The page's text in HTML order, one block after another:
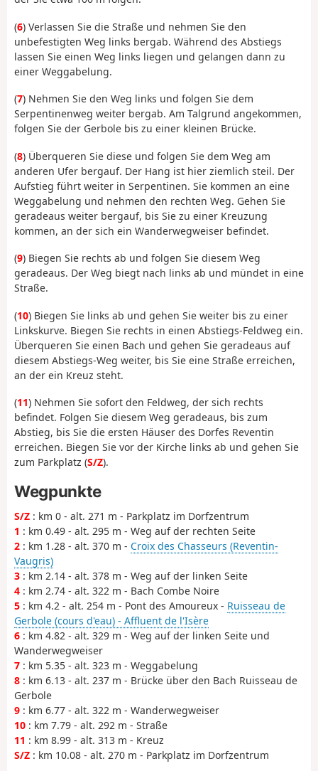
(6) Verlassen Sie die Straße und nehmen Sie den
unbefestigten Weg links bergab. Während des Abstiegs
lassen Sie einen Weg links liegen und gelangen dann zu
einer Weggabelung.
(7) Nehmen Sie den Weg links und folgen Sie dem
Serpentinenweg weiter bergab. Am Talgrund angekommen,
folgen Sie der Gerbole bis zu einer kleinen Brücke.
(8) Überqueren Sie diese und folgen Sie dem Weg am
anderen Ufer bergauf. Der Hang ist hier ziemlich steil. Der
Aufstieg führt weiter in Serpentinen. Sie kommen an eine
Weggabelung und nehmen den rechten Weg. Gehen Sie
geradeaus weiter bergauf, bis Sie zu einer Kreuzung
kommen, an der sich ein Wanderwegweiser befindet.
(9) Biegen Sie rechts ab und folgen Sie diesem Weg
geradeaus. Der Weg biegt nach links ab und mündet in eine
Straße.
(10) Biegen Sie links ab und gehen Sie weiter bis zu einer
Linkskurve. Biegen Sie rechts in einen Abstiegs-Feldweg ein.
Überqueren Sie einen Bach und gehen Sie geradeaus auf
diesem Abstiegs-Weg weiter, bis Sie eine Straße erreichen,
an der ein Kreuz steht.
(11) Nehmen Sie sofort den Feldweg, der sich rechts
befindet. Folgen Sie diesem Weg geradeaus, bis zum
Abstieg, bis Sie die ersten Häuser des Dorfes Reventin
erreichen. Biegen Sie vor der Kirche links ab und gehen Sie
zum Parkplatz (S/Z).
Wegpunkte
S/Z : km 0 - alt. 271 m - Parkplatz im Dorfzentrum
1 : km 0.49 - alt. 295 m - Weg auf der rechten Seite
2 : km 1.28 - alt. 370 m - Croix des Chasseurs (Reventin-
Vaugris)
3 : km 2.14 - alt. 378 m - Weg auf der linken Seite
4 : km 2.74 - alt. 322 m - Bach Combe Noire
5 : km 4.2 - alt. 254 m - Pont des Amoureux - Ruisseau de
Gerbole (cours d'eau) - Affluent de l'Isère
6 : km 4.82 - alt. 329 m - Weg auf der linken Seite und
Wanderwegweiser
7 : km 5.35 - alt. 323 m - Weggabelung
8 : km 6.13 - alt. 237 m - Brücke über den Bach Ruisseau de
Gerbole
9 : km 6.77 - alt. 322 m - Wanderwegweiser
10 : km 7.79 - alt. 292 m - Straße
11 : km 8.99 - alt. 313 m - Kreuz
S/Z : km 10.08 - alt. 270 m - Parkplatz im Dorfzentrum